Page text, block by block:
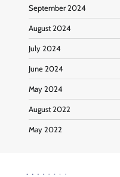
September 2024
August 2024
July 2024
June 2024
May 2024
August 2022
May 2022